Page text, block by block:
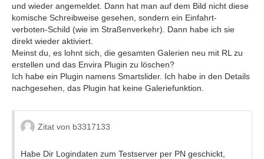
und wieder angemeldet. Dann hat man auf dem Bild nicht diese
komische Schreibweise gesehen, sondern ein Einfahrt-
verboten-Schild (wie im Straßenverkehr). Dann habe ich sie
direkt wieder aktiviert.
Meinst du, es lohnt sich, die gesamten Galerien neu mit RL zu
erstellen und das Envira Plugin zu löschen?
Ich habe ein Plugin namens Smartslider. Ich habe in den Details
nachgesehen, das Plugin hat keine Galeriefunktion.
Zitat von b3317133
Habe Dir Logindaten zum Testserver per PN geschickt,